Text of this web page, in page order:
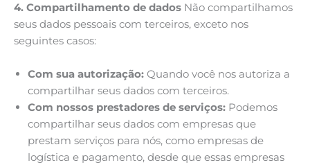
4. Compartilhamento de dados Não compartilhamos
seus dados pessoais com terceiros, exceto nos
seguintes casos:
Com sua autorização: Quando você nos autoriza a
compartilhar seus dados com terceiros.
Com nossos prestadores de serviços: Podemos
compartilhar seus dados com empresas que
prestam serviços para nós, como empresas de
logística e pagamento, desde que essas empresas